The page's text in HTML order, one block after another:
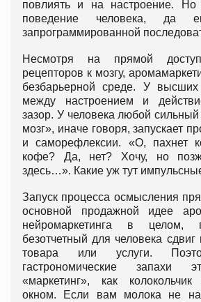
повлиять и на настроение.
поведение человека, да
запрограммированной
Несмотря на прямой
рецепторов к мозгу,
безбарьерной среде. У
между настроением и
зазор. У человека любой
мозг», иначе говоря, запускает
и саморефлексии. «О, пахнет
кофе? Да, нет? Хочу, но
здесь…». Какие уж тут
Запуск процесса осмысления
основной продажной идее
нейромаркетинга в целом,
безотчетный для человека сдвиг
товара или услуги.
гастрономические
«маркетинг», как
окном. Если вам молока не